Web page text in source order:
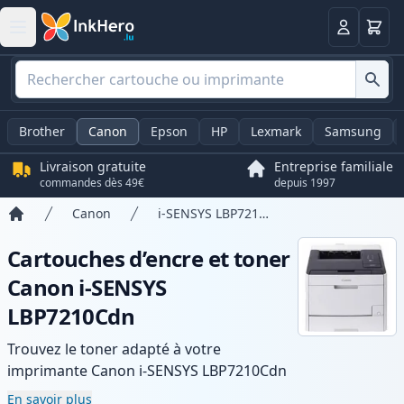
Panier
Brother Canon Epson HP Lexmark Samsung
Livraison gratuite
commandes dès 49€
Entreprise familiale
depuis 1997
Canon i-SENSYS LBP7210Cdn
Cartouches d’encre et toner
Canon i-SENSYS
LBP7210Cdn
Trouvez le toner adapté à votre
imprimante Canon i-SENSYS LBP7210Cdn
avec notre gamme de cartouches
En savoir plus